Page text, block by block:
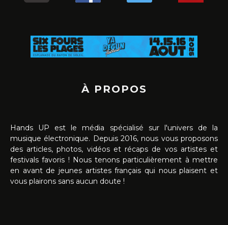
À PROPOS
Hands UP est le média spécialisé sur l'univers de la
musique électronique. Depuis 2016, nous vous proposons
des articles, photos, vidéos et récaps de vos artistes et
festivals favoris ! Nous tenons particulièrement à mettre
en avant de jeunes artistes français qui nous plaisent et
vous plairons sans aucun doute !